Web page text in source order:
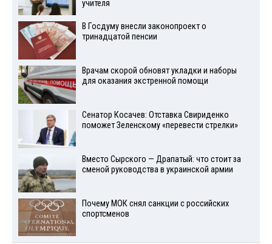
учителя
В Госдуму внесли законопроект о
тринадцатой пенсии
Врачам скорой обновят укладки и наборы
для оказания экстренной помощи
Сенатор Косачев: Отставка Свириденко
поможет Зеленскому «перевести стрелки»
Вместо Сырского — Драпатый: что стоит за
сменой руководства в украинской армии
Почему МОК снял санкции с российских
спортсменов